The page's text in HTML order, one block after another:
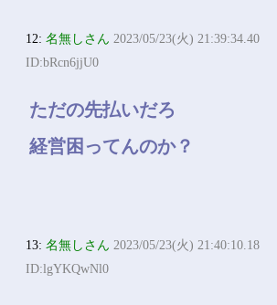
12:名無しさん 2023/05/23(火) 21:39:34.40
ID:bRcn6jjU0
ただの先払いだろ
経営困ってんのか？
13:名無しさん 2023/05/23(火) 21:40:10.18
ID:lgYKQwNl0